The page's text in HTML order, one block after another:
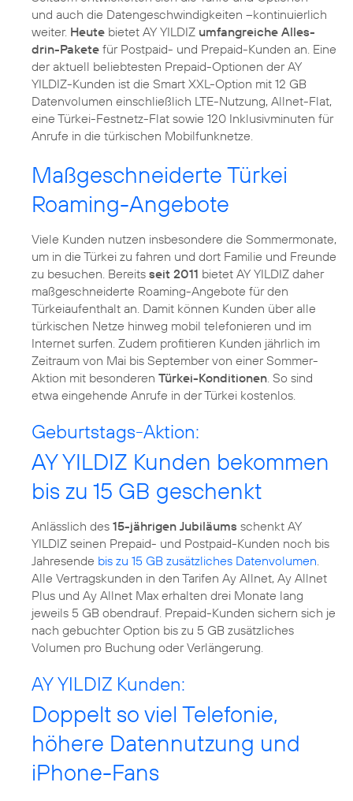
und auch die Datengeschwindigkeiten –kontinuierlich
weiter. Heute bietet AY YILDIZ umfangreiche Alles-
drin-Pakete für Postpaid- und Prepaid-Kunden an. Eine
der aktuell beliebtesten Prepaid-Optionen der AY
YILDIZ-Kunden ist die Smart XXL-Option mit 12 GB
Datenvolumen einschließlich LTE-Nutzung, Allnet-Flat,
eine Türkei-Festnetz-Flat sowie 120 Inklusivminuten für
Anrufe in die türkischen Mobilfunknetze.
Maßgeschneiderte Türkei
Roaming-Angebote
Viele Kunden nutzen insbesondere die Sommermonate,
um in die Türkei zu fahren und dort Familie und Freunde
zu besuchen. Bereits seit 2011 bietet AY YILDIZ daher
maßgeschneiderte Roaming-Angebote für den
Türkeiaufenthalt an. Damit können Kunden über alle
türkischen Netze hinweg mobil telefonieren und im
Internet surfen. Zudem profitieren Kunden jährlich im
Zeitraum von Mai bis September von einer Sommer-
Aktion mit besonderen Türkei-Konditionen. So sind
etwa eingehende Anrufe in der Türkei kostenlos.
Geburtstags-Aktion:
AY YILDIZ Kunden bekommen
bis zu 15 GB geschenkt
Anlässlich des 15-jährigen Jubiläums schenkt AY
YILDIZ seinen Prepaid- und Postpaid-Kunden noch bis
Jahresende bis zu 15 GB zusätzliches Datenvolumen.
Alle Vertragskunden in den Tarifen Ay Allnet, Ay Allnet
Plus und Ay Allnet Max erhalten drei Monate lang
jeweils 5 GB obendrauf. Prepaid-Kunden sichern sich je
nach gebuchter Option bis zu 5 GB zusätzliches
Volumen pro Buchung oder Verlängerung.
AY YILDIZ Kunden:
Doppelt so viel Telefonie,
höhere Datennutzung und
iPhone-Fans